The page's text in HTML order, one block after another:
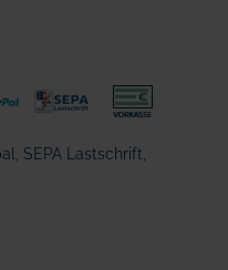
SEPA Lastschrift,